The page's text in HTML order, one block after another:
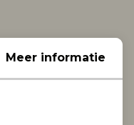
Meer informatie